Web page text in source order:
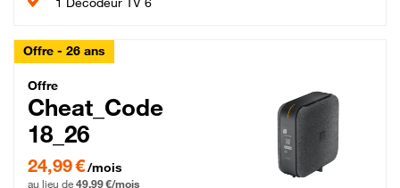
Offre - 26 ans
Cheat_Code Fibre_18_26
Offre
Cheat_Code
18_26
24,99 € par mois pendant 0 mois puis 49,99 € par mois, Sans engagement
24,99 €/mois
au lieu de 49,99 €/mois